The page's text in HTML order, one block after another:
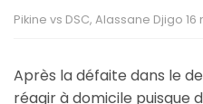
Pikine vs DSC, Alassane Djigo 16
Après la défaite dans le
réagir à domicile puisque